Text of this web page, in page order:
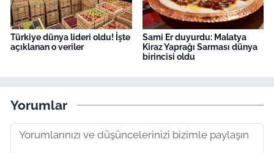
Türkiye dünya lideri oldu! İşte
açıklanan o veriler
Sami Er duyurdu: Malatya
Kiraz Yaprağı Sarması dünya
birincisi oldu
Yorumlar